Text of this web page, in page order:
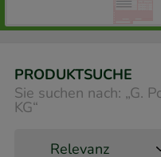
PRODUKTSUCHE
Sie suchen nach: „G.
KG“